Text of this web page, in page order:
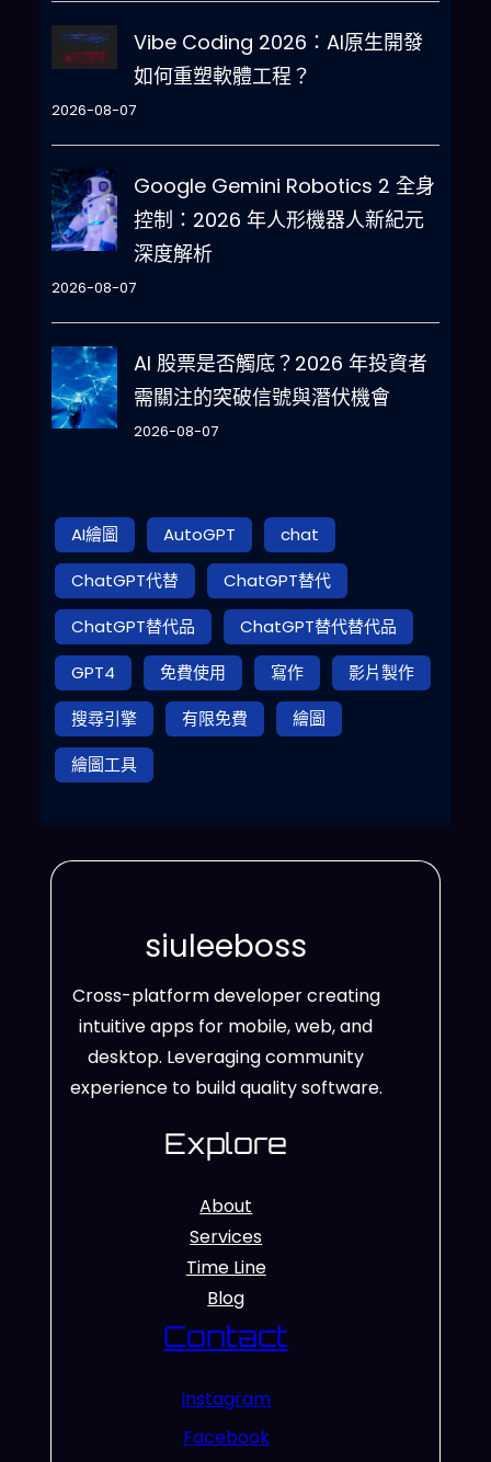
Vibe Coding 2026：AI原生開發
如何重塑軟體工程？
2026-08-07
Google Gemini Robotics 2 全身
控制：2026 年人形機器人新紀元
深度解析
2026-08-07
AI 股票是否觸底？2026 年投資者
需關注的突破信號與潛伏機會
2026-08-07
AI繪圖 AutoGPT
chat
ChatGPT代替
ChatGPT替代
ChatGPT替代品
ChatGPT替代替代品
GPT4
免費使用 寫作
影片製作
搜尋引擎
有限免費
繪圖
繪圖工具
siuleeboss
Cross-platform developer creating
intuitive apps for mobile, web, and
desktop. Leveraging community
experience to build quality software.
Explore
About
Services
Time Line
Blog
Contact
Instagram
Facebook